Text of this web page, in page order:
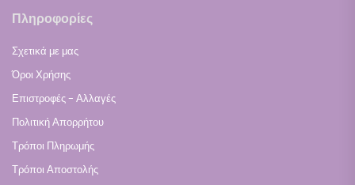
Πληροφορίες
Σχετικά με μας
Όροι Χρήσης
Επιστροφές - Αλλαγές
Πολιτική Απορρήτου
Τρόποι Πληρωμής
Τρόποι Αποστολής